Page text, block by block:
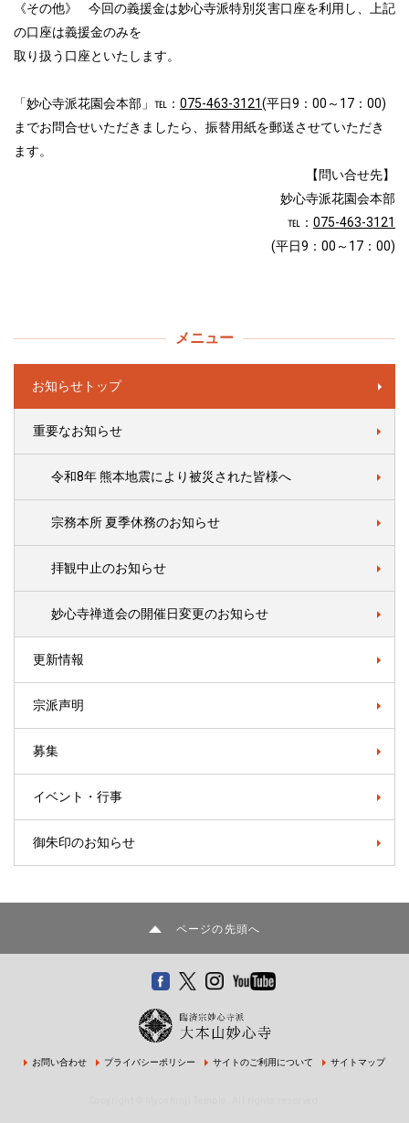
《その他》 今回の義援金は妙心寺派特別災害口座を利用し、上記
の口座は義援金のみを
取り扱う口座といたします。
「妙心寺派花園会本部」℡： 075-463-3121(平日9：00～17：00)
までお問合せいただきましたら、振替用紙を郵送させていただき
ます。
【問い合せ先】
妙心寺派花園会本部
℡： 075-463-3121
(平日9：00～17：00)
メニュー
お知らせトップ
重要なお知らせ
令和8年 熊本地震により被災された皆様へ
宗務本所 夏季休務のお知らせ
拝観中止のお知らせ
妙心寺禅道会の開催日変更のお知らせ
更新情報
宗派声明
募集
イベント・行事
御朱印のお知らせ
ページの先頭へ
お問い合わせ プライバシーポリシー サイトのご利用について サイトマップ